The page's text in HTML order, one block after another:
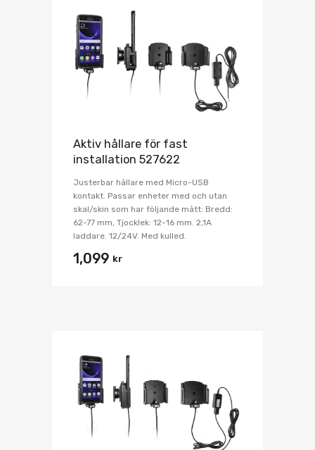
Aktiv hållare för fast
installation 527622
Justerbar hållare med Micro-USB
kontakt. Passar enheter med och utan
skal/skin som har följande mått: Bredd:
62-77 mm, Tjocklek: 12-16 mm. 2,1A
laddare. 12/24V. Med kulled.
1,099 kr